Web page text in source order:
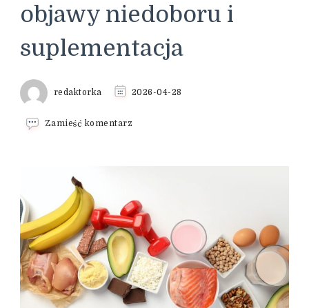
objawy niedoboru i
suplementacja
redaktorka 2026-04-28
Zamieść komentarz
i
skórę,
objawy
niedoboru
i
suplementacja